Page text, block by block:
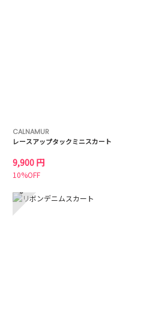
CALNAMUR
レースアップタックミニスカート
9,900 円
10%OFF
8